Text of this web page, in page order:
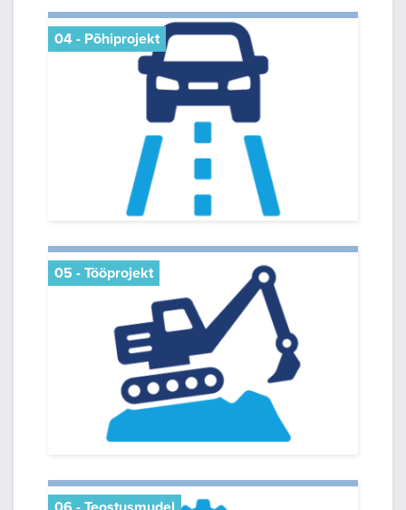
04 - Põhiprojekt
05 - Tööprojekt